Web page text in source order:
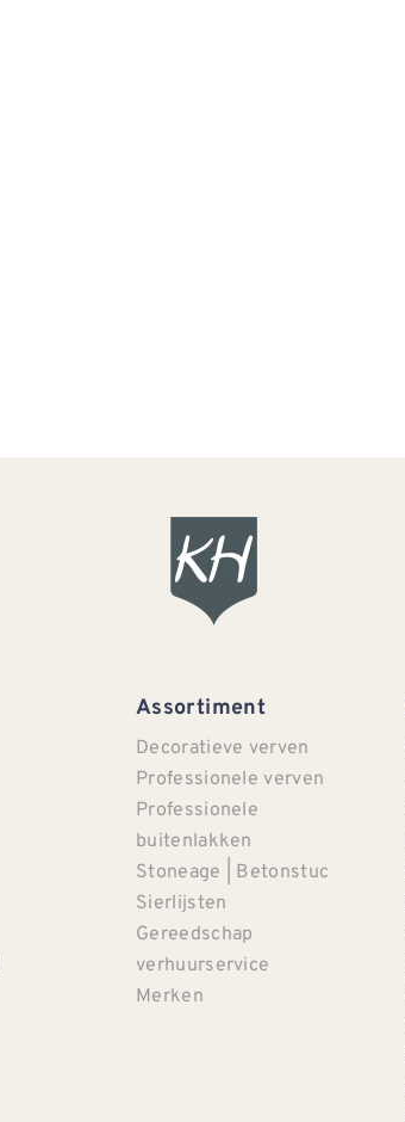
Assortiment
Decoratieve verven
Professionele verven
Professionele
buitenlakken
Stoneage | Betonstuc
Sierlijsten
Gereedschap
verhuurservice
Merken